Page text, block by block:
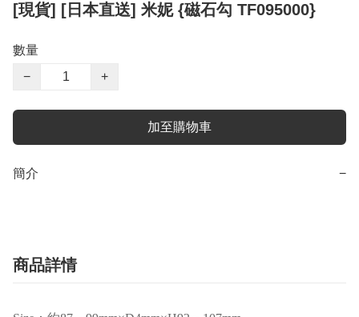
[現貨] [日本直送] 米妮 {磁石勾 TF095000}
數量
−
+
加至購物車
簡介 −
商品詳情